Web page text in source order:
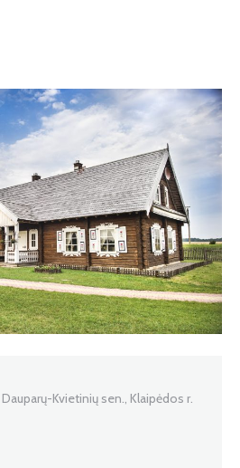
Kvietinių sen., Klaipėdos r.